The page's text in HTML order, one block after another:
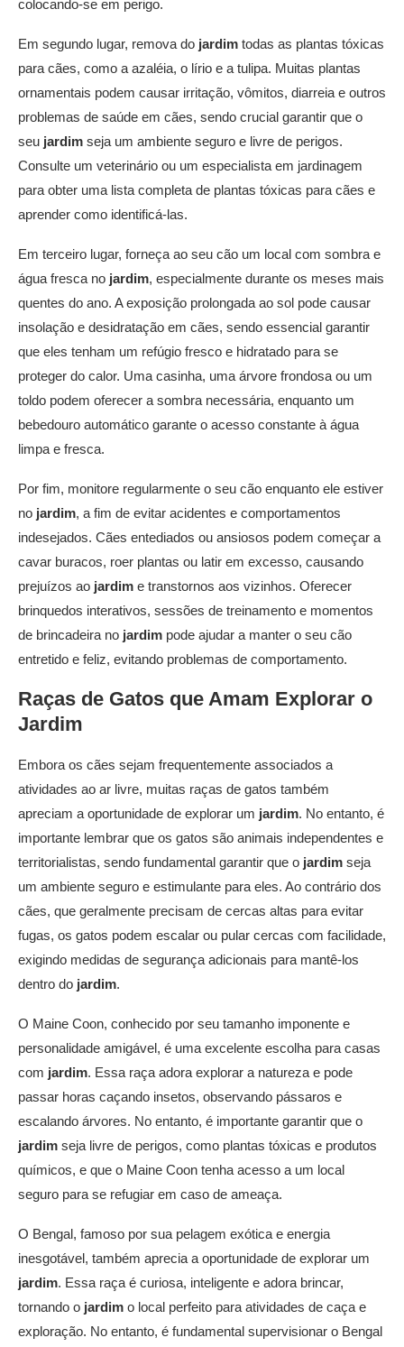
colocando-se em perigo.
Em segundo lugar, remova do jardim todas as plantas tóxicas
para cães, como a azaléia, o lírio e a tulipa. Muitas plantas
ornamentais podem causar irritação, vômitos, diarreia e outros
problemas de saúde em cães, sendo crucial garantir que o
seu jardim seja um ambiente seguro e livre de perigos.
Consulte um veterinário ou um especialista em jardinagem
para obter uma lista completa de plantas tóxicas para cães e
aprender como identificá-las.
Em terceiro lugar, forneça ao seu cão um local com sombra e
água fresca no jardim, especialmente durante os meses mais
quentes do ano. A exposição prolongada ao sol pode causar
insolação e desidratação em cães, sendo essencial garantir
que eles tenham um refúgio fresco e hidratado para se
proteger do calor. Uma casinha, uma árvore frondosa ou um
toldo podem oferecer a sombra necessária, enquanto um
bebedouro automático garante o acesso constante à água
limpa e fresca.
Por fim, monitore regularmente o seu cão enquanto ele estiver
no jardim, a fim de evitar acidentes e comportamentos
indesejados. Cães entediados ou ansiosos podem começar a
cavar buracos, roer plantas ou latir em excesso, causando
prejuízos ao jardim e transtornos aos vizinhos. Oferecer
brinquedos interativos, sessões de treinamento e momentos
de brincadeira no jardim pode ajudar a manter o seu cão
entretido e feliz, evitando problemas de comportamento.
Raças de Gatos que Amam Explorar o
Jardim
Embora os cães sejam frequentemente associados a
atividades ao ar livre, muitas raças de gatos também
apreciam a oportunidade de explorar um jardim. No entanto, é
importante lembrar que os gatos são animais independentes e
territorialistas, sendo fundamental garantir que o jardim seja
um ambiente seguro e estimulante para eles. Ao contrário dos
cães, que geralmente precisam de cercas altas para evitar
fugas, os gatos podem escalar ou pular cercas com facilidade,
exigindo medidas de segurança adicionais para mantê-los
dentro do jardim.
O Maine Coon, conhecido por seu tamanho imponente e
personalidade amigável, é uma excelente escolha para casas
com jardim. Essa raça adora explorar a natureza e pode
passar horas caçando insetos, observando pássaros e
escalando árvores. No entanto, é importante garantir que o
jardim seja livre de perigos, como plantas tóxicas e produtos
químicos, e que o Maine Coon tenha acesso a um local
seguro para se refugiar em caso de ameaça.
O Bengal, famoso por sua pelagem exótica e energia
inesgotável, também aprecia a oportunidade de explorar um
jardim. Essa raça é curiosa, inteligente e adora brincar,
tornando o jardim o local perfeito para atividades de caça e
exploração. No entanto, é fundamental supervisionar o Bengal